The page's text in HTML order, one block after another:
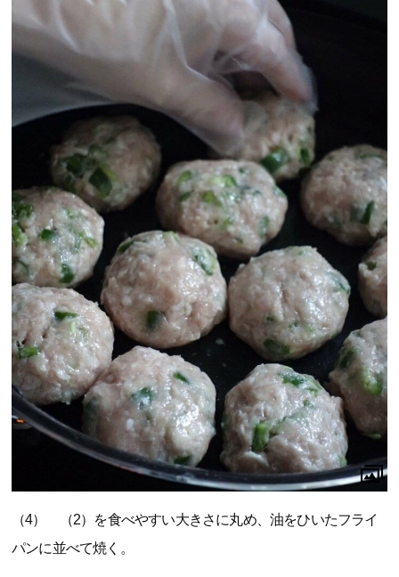
（4） （2）を食べやすい大きさに丸め、油をひいたフライ
パンに並べて焼く。